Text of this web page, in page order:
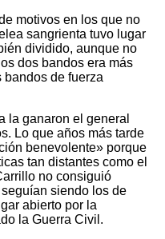
motivos en los que no
sangrienta tuvo lugar
dividido, aunque no
dos bandos era más
bandos de fuerza
la ganaron el general
Lo que años más tarde
benevolente» porque
tan distantes como el
no consiguió
siendo los de
abierto por la
la Guerra Civil.